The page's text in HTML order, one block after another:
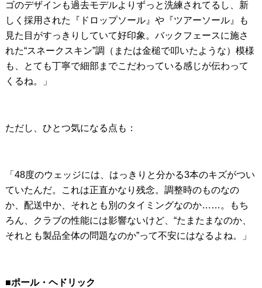
ゴのデザインも過去モデルよりずっと洗練されてるし、新
しく採用された『ドロップソール』や『ツアーソール』も
見た目がすっきりしていて好印象。バックフェースに施さ
れた“スネークスキン”調（または金槌で叩いたような）模様
も、とても丁寧で細部までこだわっている感じが伝わって
くるね。」
ただし、ひとつ気になる点も：
「48度のウェッジには、はっきりと分かる3本のキズがつい
ていたんだ。これは正直かなり残念。調整時のものなの
か、配送中か、それとも別のタイミングなのか……。もち
ろん、クラブの性能には影響ないけど、“たまたまなのか、
それとも製品全体の問題なのか”って不安にはなるよね。」
■ポール・ヘドリック